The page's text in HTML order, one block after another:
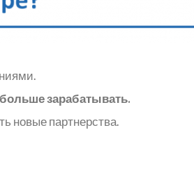
зарабатывать.
новые партнерства.